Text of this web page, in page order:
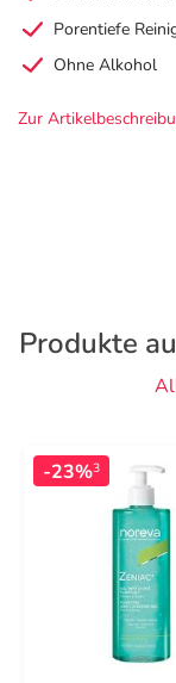
Porentiefe
Ohne Alkohol
Zur
Produkte
-23%3